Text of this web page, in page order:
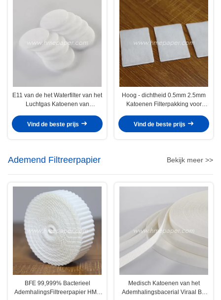
E11 van de het Waterfilter van het
Luchtgas Katoenen van
Bladstootkussen
Vind de beste prijs
Hoog - dichtheid 0.5mm 2.5mm
Katoenen Filterpakking voor
Vind de beste prijs
Ademend Filtreerpapier Bekijk meer >>
BFE 99,999% Bacterieel
AdemhalingsFiltreerpapier HME
Medisch Katoenen van het
Ademhalingsbacerial Viraal BV